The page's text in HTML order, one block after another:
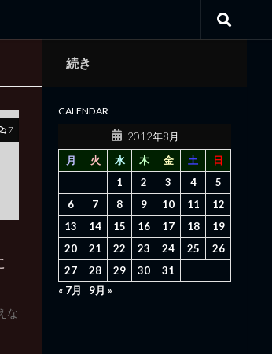
7
な
続き
CALENDAR
2012年8月
月
火 水 木 金 土
日
1
2 3 4
5
6
7 8 9 10 11
12
13
14 15 16 17 18
19
20
21 22 23 24 25
26
27
28 29 30
31
« 7月
9月 »